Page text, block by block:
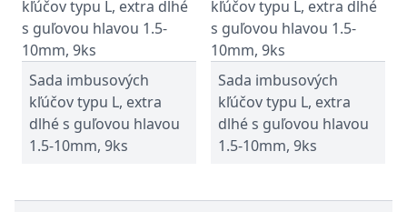
Sada imbusových
kľúčov typu L, extra
dlhé s guľovou hlavou
1.5-10mm, 9ks
Sada imbusových
kľúčov typu L, extra
dlhé s guľovou hlavou
1.5-10mm, 9ks